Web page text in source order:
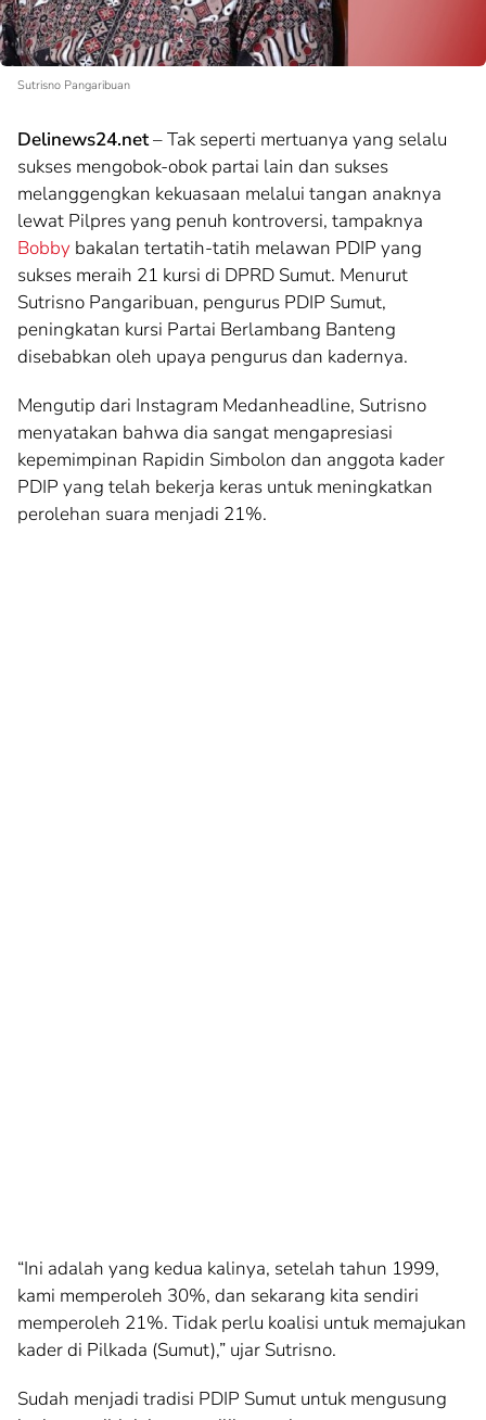
Sutrisno Pangaribuan
Delinews24.net– Tak seperti mertuanya yang selalu
sukses mengobok-obok partai lain dan sukses
melanggengkan kekuasaan melalui tangan anaknya
lewat Pilpres yang penuh kontroversi, tampaknya
Bobby bakalan tertatih-tatih melawan PDIP yang
sukses meraih 21 kursi di DPRD Sumut. Menurut
Sutrisno Pangaribuan, pengurus PDIP Sumut,
peningkatan kursi Partai Berlambang Banteng
disebabkan oleh upaya pengurus dan kadernya.
Mengutip dari Instagram Medanheadline, Sutrisno
menyatakan bahwa dia sangat mengapresiasi
kepemimpinan Rapidin Simbolon dan anggota kader
PDIP yang telah bekerja keras untuk meningkatkan
perolehan suara menjadi 21%.
“Ini adalah yang kedua kalinya, setelah tahun 1999,
kami memperoleh 30%, dan sekarang kita sendiri
memperoleh 21%. Tidak perlu koalisi untuk memajukan
kader di Pilkada (Sumut),” ujar Sutrisno.
Sudah menjadi tradisi PDIP Sumut untuk mengusung